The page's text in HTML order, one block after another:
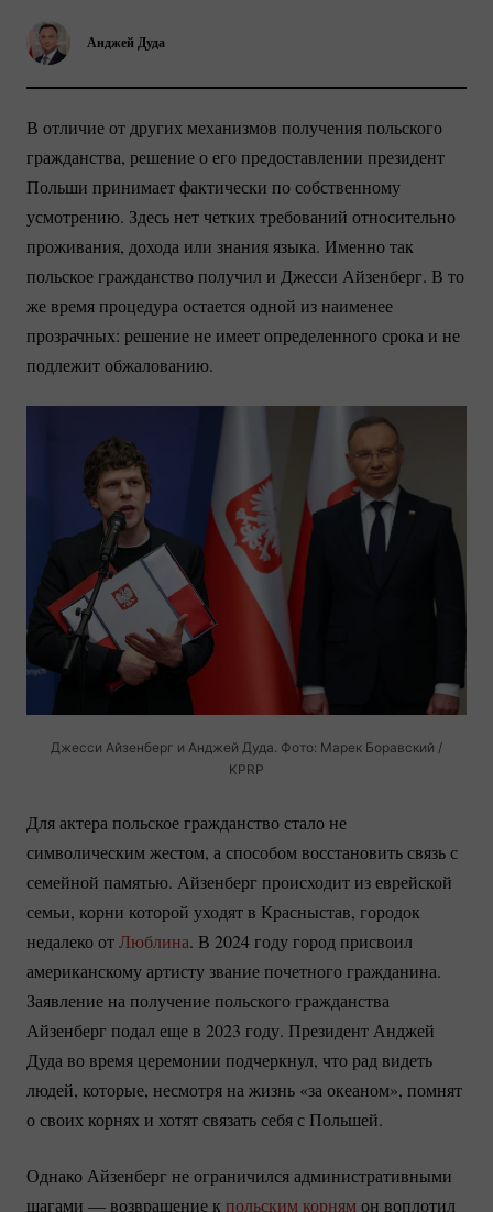
Анджей Дуда
В отличие от других механизмов получения польского
гражданства, решение о его предоставлении президент
Польши принимает фактически по собственному
усмотрению. Здесь нет четких требований относительно
проживания, дохода или знания языка. Именно так
польское гражданство получил и Джесси Айзенберг. В то
же время процедура остается одной из наименее
прозрачных: решение не имеет определенного срока и не
подлежит обжалованию.
Джесси Айзенберг и Анджей Дуда. Фото: Марек Боравский /
KPRP
Для актера польское гражданство стало не
символическим жестом, а способом восстановить связь с
семейной памятью. Айзенберг происходит из еврейской
семьи, корни которой уходят в Красныстав, городок
недалеко отЛюблина. В 2024 году город присвоил
американскому артисту звание почетного гражданина.
Заявление на получение польского гражданства
Айзенберг подал еще в 2023 году. Президент Анджей
Дуда во время церемонии подчеркнул, что рад видеть
людей, которые, несмотря на жизнь «за океаном», помнят
о своих корнях и хотят связать себя с Польшей.
Однако Айзенберг не ограничился административными
шагами — возвращение к польским корнямон воплотил